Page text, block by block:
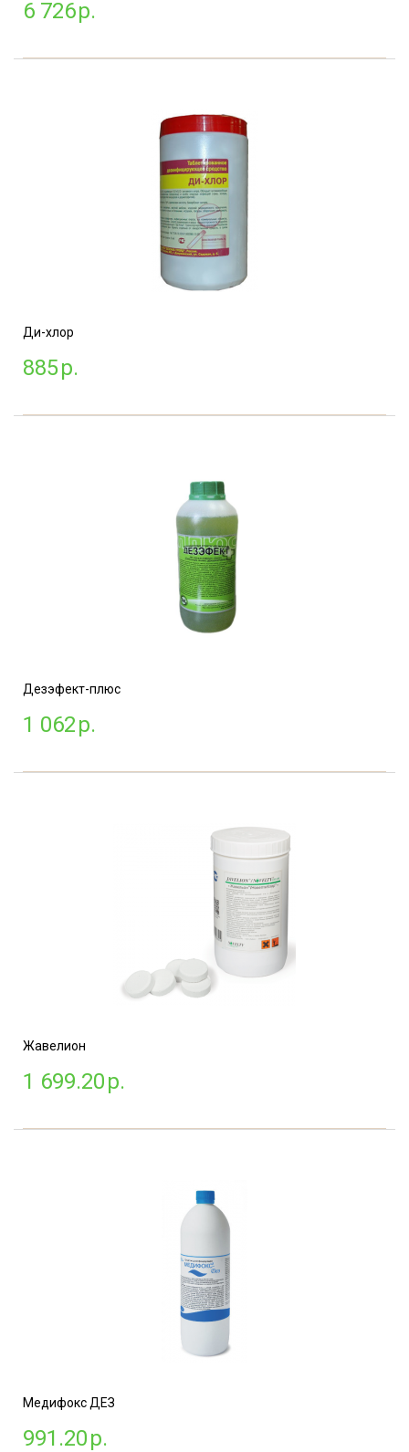
6 726р.
Ди-хлор
885р.
Дезэфект-плюс
1 062р.
Жавелион
1 699.20р.
Медифокс ДЕЗ
991.20р.